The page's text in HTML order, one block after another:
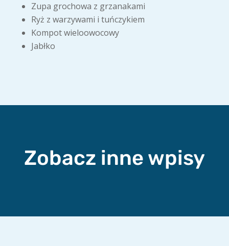
Zupa grochowa z grzanakami
Ryż z warzywami i tuńczykiem
Kompot wieloowocowy
Jabłko
Zobacz inne wpisy